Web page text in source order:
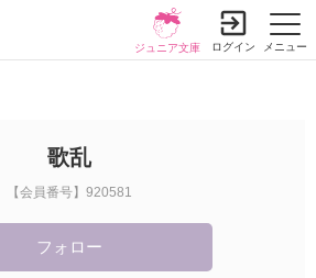
メニュー
ジュニア文庫 ログイン
歌乱
【会員番号】920581
フォロー